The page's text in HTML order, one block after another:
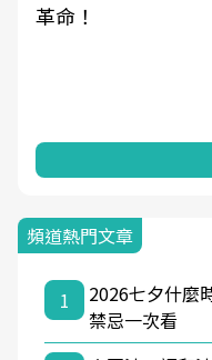
革命！
頻道熱門文章
1
2026七夕什麼
禁忌一次看